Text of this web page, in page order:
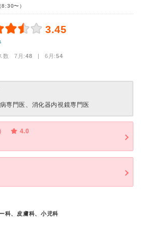
8:30〜）
3.45
数 7月:48 | 6月:54
専門医、消化器内視鏡専門医
4.0
科、皮膚科、小児科